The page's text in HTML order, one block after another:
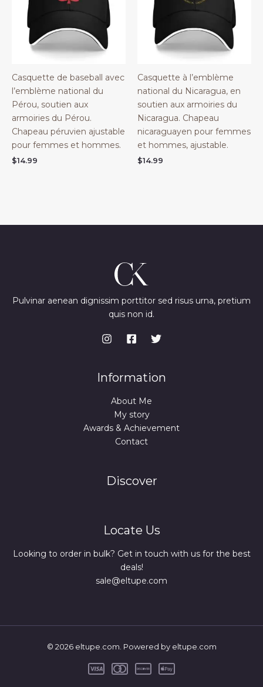
Casquette de baseball avec
l’emblème national du
Pérou, soutien aux
armoiries du Pérou.
Chapeau péruvien ajustable
pour femmes et hommes.
$14.99
Casquette à l’emblème
national du Nicaragua, en
soutien aux armoiries du
Nicaragua. Chapeau
nicaraguayen pour femmes
et hommes, ajustable.
$14.99
Pulvinar aenean dignissim porttitor sed risus urna, pretium
quis non id.
Information
About Me
My story
Awards & Achievement
Contact
Discover
Locate Us
Looking to order in bulk? Get in touch with us for the best
deals!
sale@eltupe.com
© 2026 eltupe.com. Powered by eltupe.com